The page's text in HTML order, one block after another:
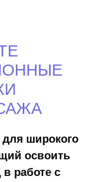
широкого
освоить
работе с